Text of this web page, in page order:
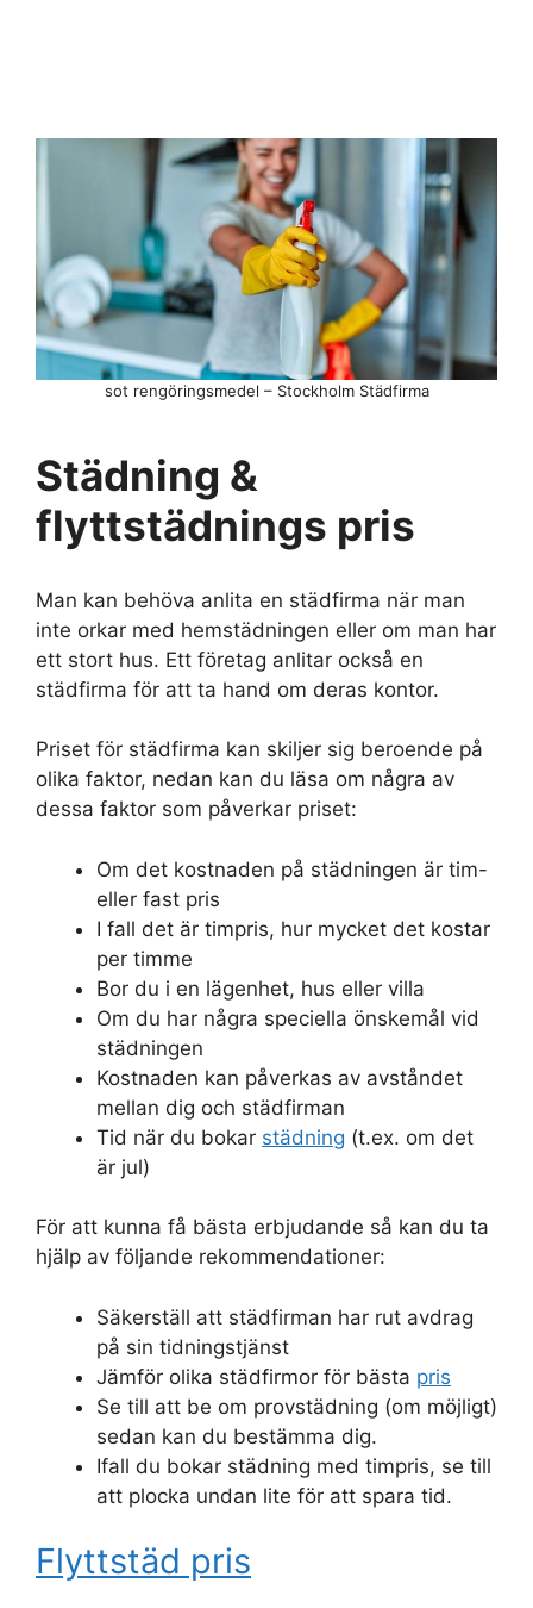
sot rengöringsmedel – Stockholm Städfirma
Städning &
flyttstädnings pris
Man kan behöva anlita en städfirma när man
inte orkar med hemstädningen eller om man har
ett stort hus. Ett företag anlitar också en
städfirma för att ta hand om deras kontor.
Priset för städfirma kan skiljer sig beroende på
olika faktor, nedan kan du läsa om några av
dessa faktor som påverkar priset:
Om det kostnaden på städningen är tim-
eller fast pris
I fall det är timpris, hur mycket det kostar
per timme
Bor du i en lägenhet, hus eller villa
Om du har några speciella önskemål vid
städningen
Kostnaden kan påverkas av avståndet
mellan dig och städfirman
Tid när du bokar städning (t.ex. om det
är jul)
För att kunna få bästa erbjudande så kan du ta
hjälp av följande rekommendationer:
Säkerställ att städfirman har rut avdrag
på sin tidningstjänst
Jämför olika städfirmor för bästa pris
Se till att be om provstädning (om möjligt)
sedan kan du bestämma dig.
Ifall du bokar städning med timpris, se till
att plocka undan lite för att spara tid.
Flyttstäd pris